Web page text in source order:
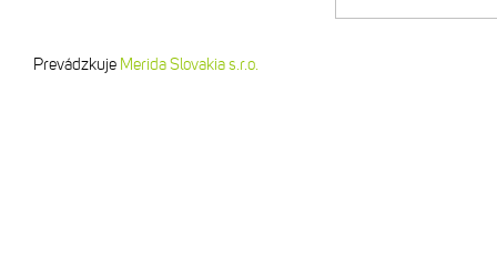
Prevádzkuje Merida Slovakia s.r.o.